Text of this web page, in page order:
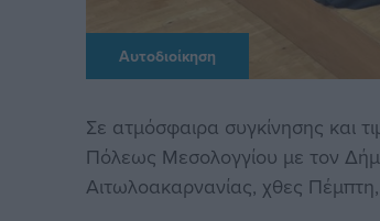
Αυτοδιοίκηση
Σε ατμόσφαιρα συγκίνησης και
Πόλεως Μεσολογγίου με τον
Αιτωλοακαρνανίας, χθες